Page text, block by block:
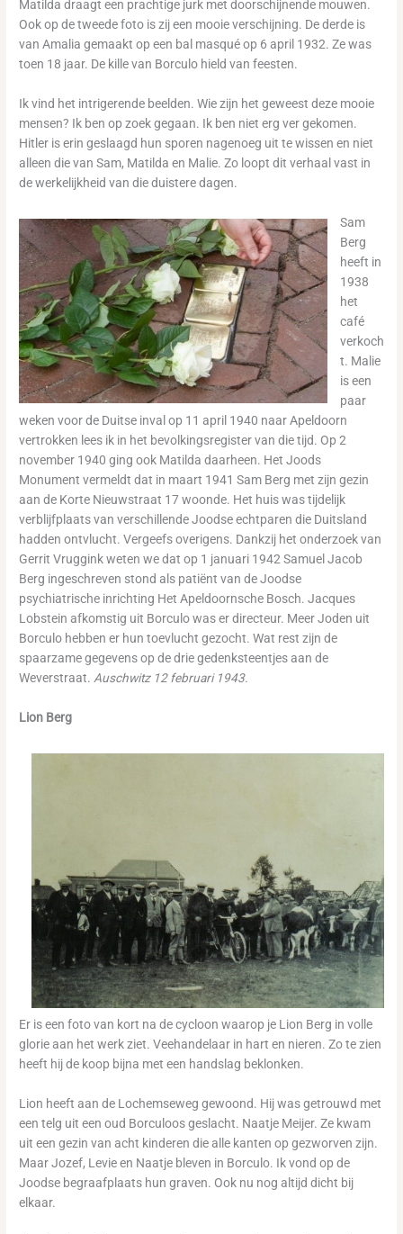
Matilda draagt een prachtige jurk met doorschijnende mouwen.
Ook op de tweede foto is zij een mooie verschijning. De derde is
van Amalia gemaakt op een bal masqué op 6 april 1932. Ze was
toen 18 jaar. De kille van Borculo hield van feesten.
Ik vind het intrigerende beelden. Wie zijn het geweest deze mooie
mensen? Ik ben op zoek gegaan. Ik ben niet erg ver gekomen.
Hitler is erin geslaagd hun sporen nagenoeg uit te wissen en niet
alleen die van Sam, Matilda en Malie. Zo loopt dit verhaal vast in
de werkelijkheid van die duistere dagen.
Sam
Berg
heeft in
1938
het
café
verkoch
t. Malie
is een
paar
weken voor de Duitse inval op 11 april 1940 naar Apeldoorn
vertrokken lees ik in het bevolkingsregister van die tijd. Op 2
november 1940 ging ook Matilda daarheen. Het Joods
Monument vermeldt dat in maart 1941 Sam Berg met zijn gezin
aan de Korte Nieuwstraat 17 woonde. Het huis was tijdelijk
verblijfplaats van verschillende Joodse echtparen die Duitsland
hadden ontvlucht. Vergeefs overigens. Dankzij het onderzoek van
Gerrit Vruggink weten we dat op 1 januari 1942 Samuel Jacob
Berg ingeschreven stond als patiënt van de Joodse
psychiatrische inrichting Het Apeldoornsche Bosch. Jacques
Lobstein afkomstig uit Borculo was er directeur. Meer Joden uit
Borculo hebben er hun toevlucht gezocht. Wat rest zijn de
spaarzame gegevens op de drie gedenksteentjes aan de
Weverstraat. Auschwitz 12 februari 1943.
Lion Berg
Er is een foto van kort na de cycloon waarop je Lion Berg in volle
glorie aan het werk ziet. Veehandelaar in hart en nieren. Zo te zien
heeft hij de koop bijna met een handslag beklonken.
Lion heeft aan de Lochemseweg gewoond. Hij was getrouwd met
een telg uit een oud Borculoos geslacht. Naatje Meijer. Ze kwam
uit een gezin van acht kinderen die alle kanten op gezworven zijn.
Maar Jozef, Levie en Naatje bleven in Borculo. Ik vond op de
Joodse begraafplaats hun graven. Ook nu nog altijd dicht bij
elkaar.